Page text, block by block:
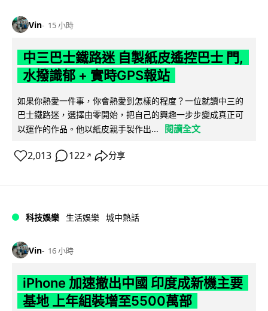
Vin 15 小時
中三巴士鐵路迷 自製紙皮遙控巴士 門,
水撥識郁 + 實時GPS報站
如果你熱愛一件事，你會熱愛到怎樣的程度？一位就讀中三的
巴士鐵路迷，選擇由零開始，把自己的興趣一步步變成真正可
以運作的作品。他以紙皮親手製作出...
閱讀全文
2,013 122 ↗ 分享
科技娛樂 生活娛樂 城中熱話
Vin 16 小時
iPhone 加速撤出中國 印度成新機主要
基地 上年組裝增至5500萬部